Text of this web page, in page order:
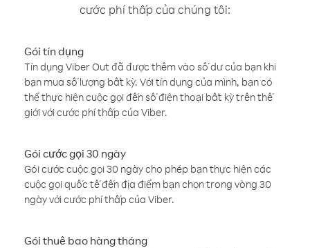
cước phí thấp của chúng tôi:
Gói tín dụng
Tín dụng Viber Out đã được thêm vào số dư của bạn khi
bạn mua số lượng bất kỳ. Với tín dụng của mình, bạn có
thể thực hiện cuộc gọi đến số điện thoại bất kỳ trên thế
giới với cước phí thấp của Viber.
Gói cước gọi 30 ngày
Gói cước cuộc gọi 30 ngày cho phép bạn thực hiện các
cuộc gọi quốc tế đến địa điểm bạn chọn trong vòng 30
ngày với cước phí thấp của Viber.
Gói thuê bao hàng tháng